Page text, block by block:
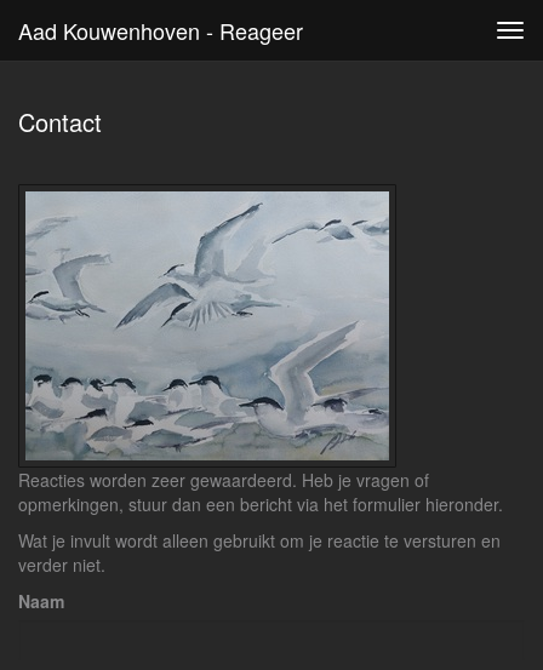
Aad Kouwenhoven - Reageer
Contact
Reacties worden zeer gewaardeerd. Heb je vragen of
opmerkingen, stuur dan een bericht via het formulier hieronder.
Wat je invult wordt alleen gebruikt om je reactie te versturen en
verder niet.
Naam